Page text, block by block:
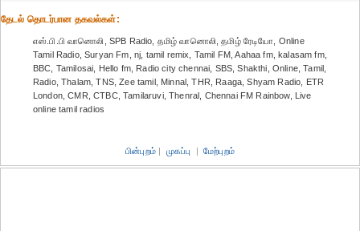
தேட‌ல் தொட‌ர்பான தகவ‌ல்க‌ள்:
எஸ்.பி.பி வானொலி, SPB Radio, தமிழ் வானொலி, தமிழ் ரேடியோ, Online
Tamil Radio, Suryan Fm, nj, tamil remix, Tamil FM, Aahaa fm, kalasam fm,
BBC, Tamilosai, Hello fm, Radio city chennai, SBS, Shakthi, Online, Tamil,
Radio, Thalam, TNS, Zee tamil, Minnal, THR, Raaga, Shyam Radio, ETR
London, CMR, CTBC, Tamilaruvi, Thenral, Chennai FM Rainbow, Live
online tamil radios
பின்புறம் | முகப்பு | மேற்புறம்